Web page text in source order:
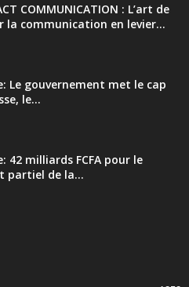
COMMUNICATION : L’art de
la communication en levier...
Le gouvernement met le cap
le...
42 milliards FCFA pour le
partiel de la...